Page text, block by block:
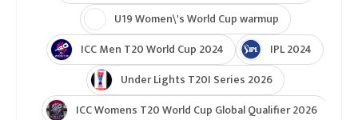
U19 Women\'s World Cup warmup
ICC Men T20 World Cup 2024
IPL 2024
Under Lights T20I Series 2026
ICC Womens T20 World Cup Global Qualifier 2026